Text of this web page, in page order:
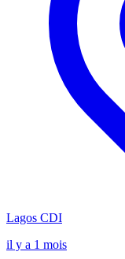
Lagos CDI
il y a 1 mois